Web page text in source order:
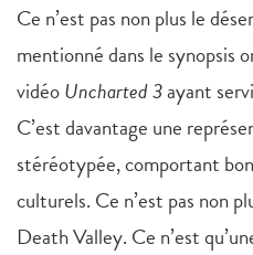
Ce n’est pas non plus le
mentionné dans le synopsis
vidéoUncharted 3ayant
C’est davantage une
stéréotypée, comportant
culturels. Ce n’est pas non
Death Valley. Ce n’est